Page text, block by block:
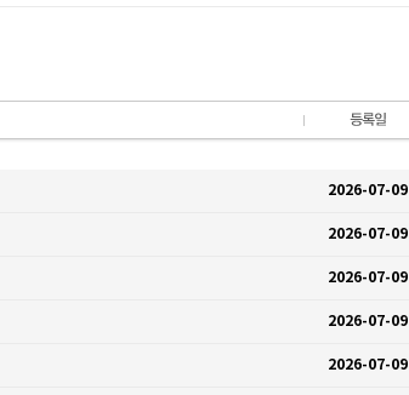
2026-07-09
2026-07-09
2026-07-09
2026-07-09
2026-07-09